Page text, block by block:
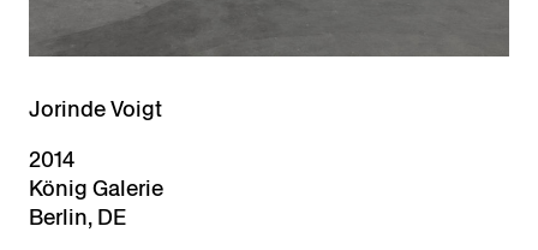
Jorinde Voigt
2014
König Galerie
Berlin, DE